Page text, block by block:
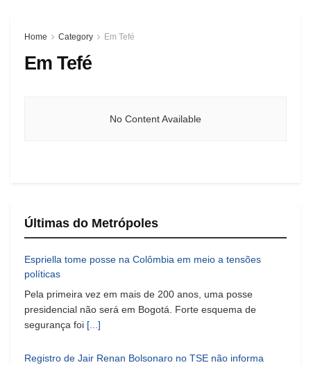
Home Category Em Tefé
Em Tefé
No Content Available
Últimas do Metrópoles
Espriella tome posse na Colômbia em meio a tensões
políticas
Pela primeira vez em mais de 200 anos, uma posse
presidencial não será em Bogotá. Forte esquema de
segurança foi [...]
Registro de Jair Renan Bolsonaro no TSE não informa